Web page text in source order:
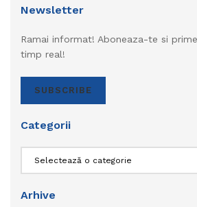
Newsletter
Ramai informat! Aboneaza-te si
timp real!
SUBSCRIBE
Categorii
Arhive